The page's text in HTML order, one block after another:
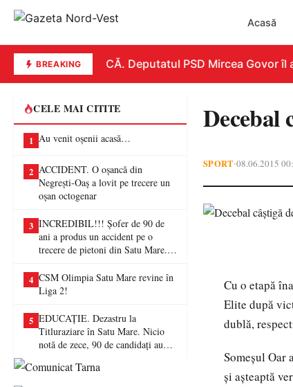
Acasă
BREAKINGREPLICĂ. Deputatul PSD Mircea Govor îl
CELE MAI CITITE
1 Au venit oșenii acasă…
2 ACCIDENT. O oșancă din
Negrești-Oaș a lovit pe trecere un
oșan octogenar
3 INCREDIBIL!!! Șofer de 90 de
ani a produs un accident pe o
trecere de pietoni din Satu Mare. O
4 CSM Olimpia Satu Mare revine în
Liga 2!
5 EDUCAȚIE. Dezastru la
Titluraziare în Satu Mare. Nicio
notă de zece, 90 de candidați au
Decebal
SPORT•08.06.2015
Cu o etapă
Elite după
dublă,
Someşul
şi aşteaptă